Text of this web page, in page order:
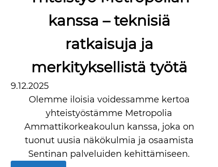
kanssa – teknisiä
ratkaisuja ja
merkityksellistä työtä
9.12.2025
Olemme iloisia voidessamme kertoa
yhteistyöstämme Metropolia
Ammattikorkeakoulun kanssa, joka on
tuonut uusia näkökulmia ja osaamista
Sentinan palveluiden kehittämiseen.